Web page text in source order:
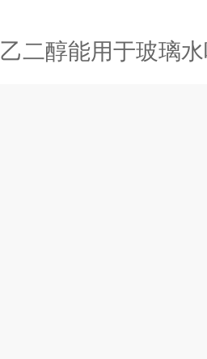
乙二醇能用于玻璃水吗